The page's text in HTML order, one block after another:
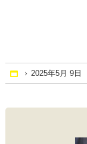
Home
2025年5月 9日